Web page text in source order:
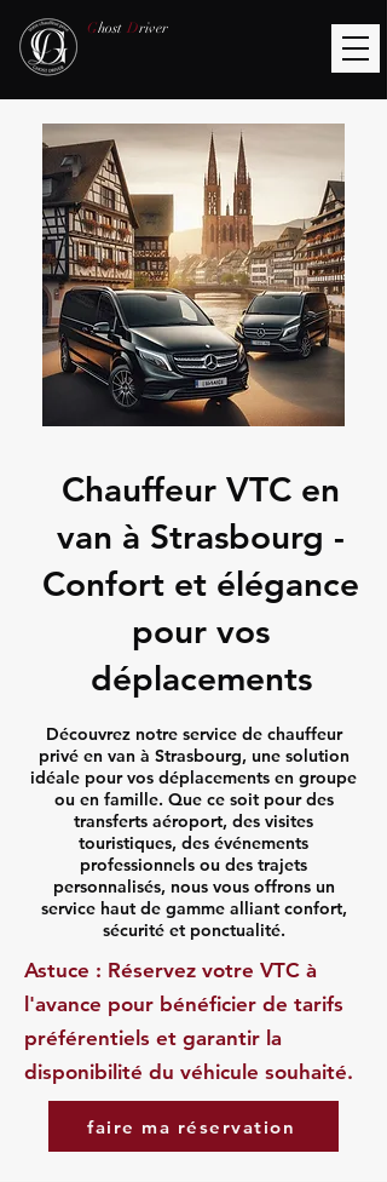
Ghost Driver
Chauffeur VTC en
van à Strasbourg -
Confort et élégance
pour vos
déplacements
Découvrez notre service de chauffeur
privé en van à Strasbourg, une solution
idéale pour vos déplacements en groupe
ou en famille. Que ce soit pour des
transferts aéroport, des visites
touristiques, des événements
professionnels ou des trajets
personnalisés, nous vous offrons un
service haut de gamme alliant confort,
sécurité et ponctualité.
Astuce : Réservez votre VTC à
l'avance pour bénéficier de tarifs
préférentiels et garantir la
disponibilité du véhicule souhaité.
faire ma réservation